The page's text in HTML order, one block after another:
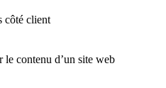
côté client
le contenu d’un site web